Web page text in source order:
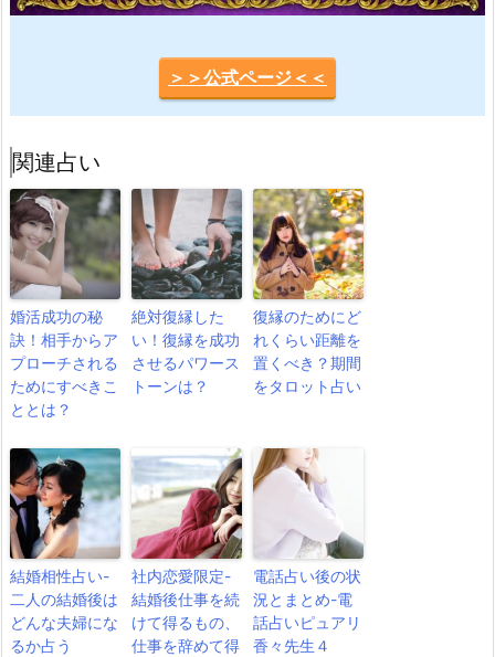
＞＞公式ページ＜＜
関連占い
婚活成功の秘
訣！相手からア
プローチされる
ためにすべきこ
ととは？
絶対復縁した
い！復縁を成功
させるパワース
トーンは？
復縁のためにど
れくらい距離を
置くべき？期間
をタロット占い
結婚相性占い-
二人の結婚後は
どんな夫婦にな
るか占う
社内恋愛限定-
結婚後仕事を続
けて得るもの、
仕事を辞めて得
電話占い後の状
況とまとめ-電
話占いピュアリ
香々先生４